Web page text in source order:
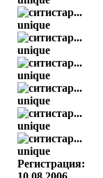
Регистрация: